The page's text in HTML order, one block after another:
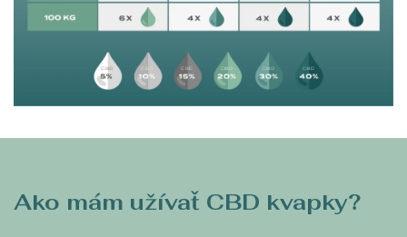
Ako mám užívať CBD kvapky?